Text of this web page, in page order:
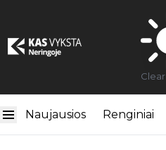
Clear
Naujausios Renginiai